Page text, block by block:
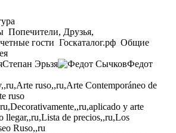
Попечители, Друзья,
гости Госкаталог.рф Общие
Степан Эрьзя
Федот